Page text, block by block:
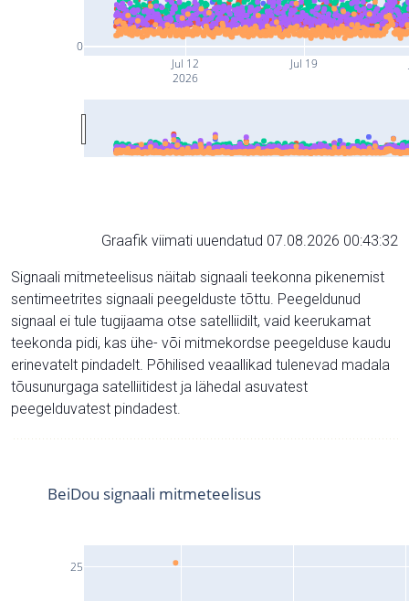
Jul 12
2026
Jul 19
0
Graafik viimati uuendatud 07.08.2026 00:43:32
Signaali mitmeteelisus näitab signaali teekonna pikenemist
sentimeetrites signaali peegelduste tõttu. Peegeldunud
signaal ei tule tugijaama otse satelliidilt, vaid keerukamat
teekonda pidi, kas ühe- või mitmekordse peegelduse kaudu
erinevatelt pindadelt. Põhilised veaallikad tulenevad madala
tõusunurgaga satelliitidest ja lähedal asuvatest
peegelduvatest pindadest.
25
BeiDou signaali mitmeteelisus